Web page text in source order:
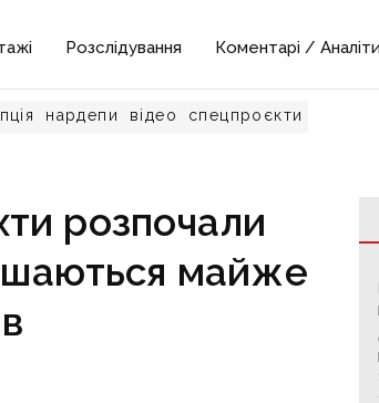
Розслідування Коментарі /
нардепи відео спецпроєкти
розпочали
майже